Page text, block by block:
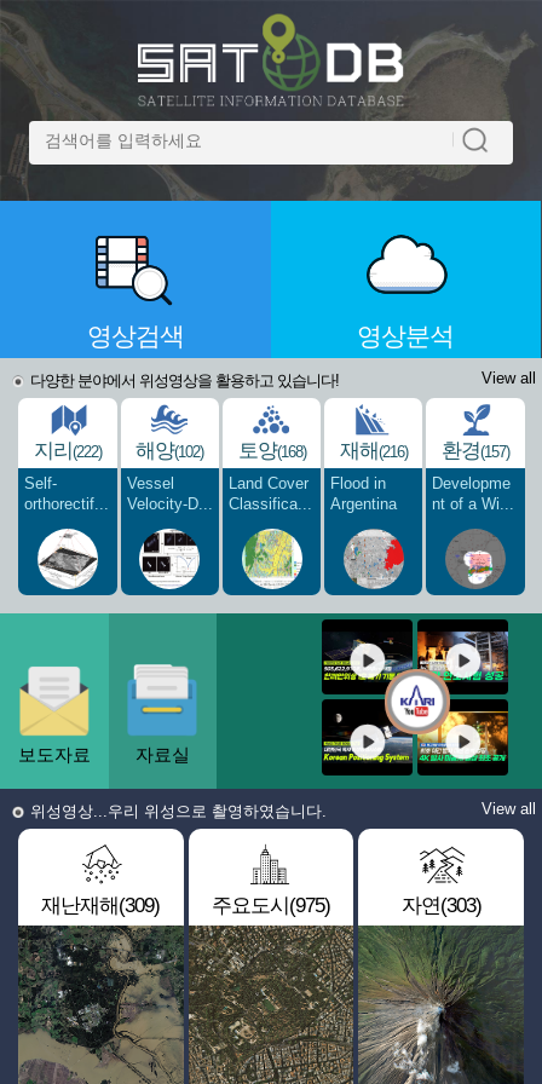
영상검색 영상분석
다양한 분야에서 위성영상을 활용하고 있습니다! View all
지리(222)
Self-
orthorectif...
해양(102)
Vessel
Velocity-D...
토양(168)
Land Cover
Classifica...
재해(216)
Flood in
Argentina
환경(157)
Developme
nt of a Wi...
보도자료 자료실
위성영상...우리 위성으로 촬영하였습니다. View all
재난재해(309) 주요도시(975) 자연(303)